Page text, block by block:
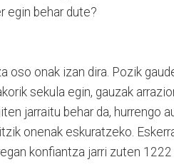
egin behar dute?
oso onak izan dira. Pozik
sekula egin, gauzak
jarraitu behar da, hurrengo
onenak eskuratzeko.
konfiantza jarri zuten 1222